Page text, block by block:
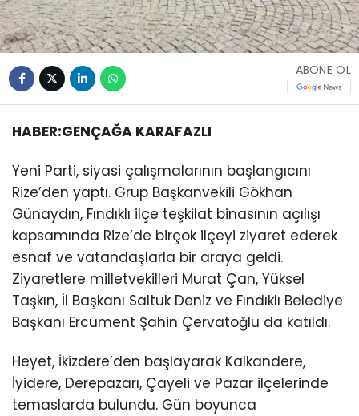
ABONE OL
HABER:GENÇAĞA KARAFAZLI
Yeni Parti, siyasi çalışmalarının başlangıcını
Rize’den yaptı. Grup Başkanvekili Gökhan
Günaydın, Fındıklı ilçe teşkilat binasının açılışı
kapsamında Rize’de birçok ilçeyi ziyaret ederek
esnaf ve vatandaşlarla bir araya geldi.
Ziyaretlere milletvekilleri Murat Çan, Yüksel
Taşkın, İl Başkanı Saltuk Deniz ve Fındıklı Belediye
Başkanı Ercüment Şahin Çervatoğlu da katıldı.
Heyet, İkizdere’den başlayarak Kalkandere,
İyidere, Derepazarı, Çayeli ve Pazar ilçelerinde
temaslarda bulundu. Gün boyunca